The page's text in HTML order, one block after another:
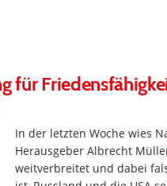
für
In der letzten Woche wies
Herausgeber Albrecht
weitverbreitet und dabei